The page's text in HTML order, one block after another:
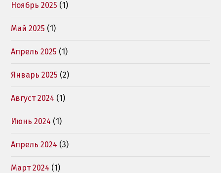
Ноябрь 2025 (1)
Май 2025 (1)
Апрель 2025 (1)
Январь 2025 (2)
Август 2024 (1)
Июнь 2024 (1)
Апрель 2024 (3)
Март 2024 (1)